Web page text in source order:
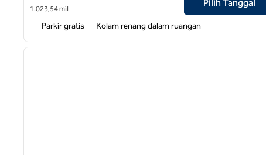
1.023,54 mil
Pilih Tanggal
Parkir gratis Kolam renang dalam ruangan
1 dari 8